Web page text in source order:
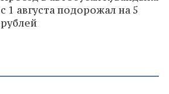
с 1 августа подорожал на 5
рублей